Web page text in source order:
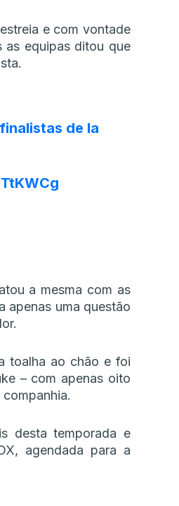
e com vontade
as equipas ditou que
de la
a mesma com as
apenas uma questão
toalha ao chão e foi
– com apenas oito
desta temporada e
agendada para a